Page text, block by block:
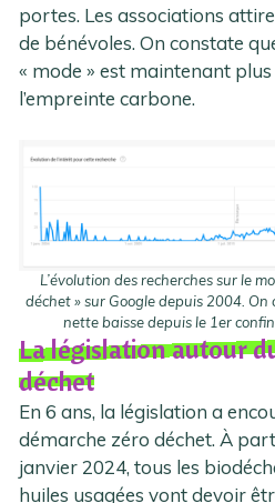
portes. Les associations
de bénévoles. On constate
« mode » est maintenant plus
l’empreinte carbone.
L’évolution des recherches sur le
déchet » sur Google depuis 2004. On
nette baisse depuis le 1er
La législation autour
déchet
En 6 ans, la législation a
démarche zéro déchet. À
janvier 2024, tous les
huiles usagées vont devoir